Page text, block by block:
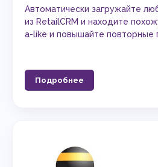
Автоматически загружайте
из RetailCRM и находите
a-like и повышайте повторные
Подробнее